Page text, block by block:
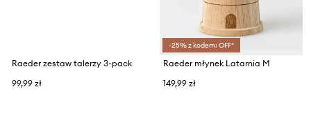
Raeder zestaw talerzy 3-pack
99,99 zł
-25% z kodem: OFF*
Raeder młynek Latarnia M
149,99 zł